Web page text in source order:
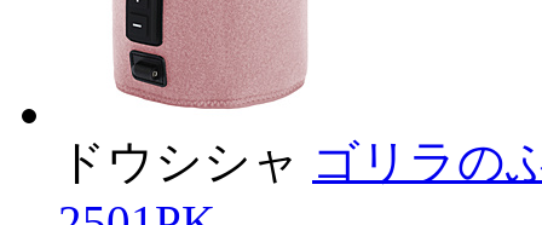
ドウシシャ ゴリラの